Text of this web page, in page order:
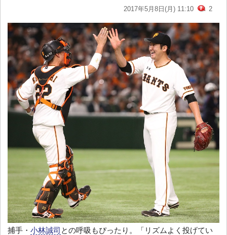
2017年5月8日(月) 11:10 2
捕手・ 小林誠司 との呼吸もぴったり。「リズムよく投げてい